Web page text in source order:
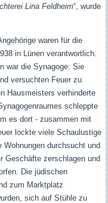
Lina Feldheim“, wurde
waren für die
in Lünen verantwortlich.
war die Synagoge: Sie
versuchten Feuer zu
Hausmeisters verhinderte
schleppte
es dort - zusammen mit
lockte viele Schaulustige
durchsucht und
Geschäfte zerschlagen und
Die jüdischen
zum Marktplatz
sich auf Stühle zu